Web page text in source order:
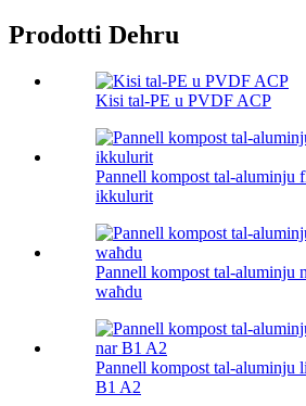
Prodotti Dehru
Kisi tal-PE u PVDF ACP
Pannell kompost tal-aluminju
ikkulurit
Pannell kompost tal-aluminju
waħdu
Pannell kompost tal-aluminju
B1 A2